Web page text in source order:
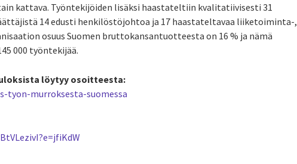
kattava. Työntekijöiden lisäksi haastateltiin kvalitatiivisesti 31
14 edusti henkilöstöjohtoa ja 17 haastateltavaa liiketoiminta-,
osuus Suomen bruttokansantuotteesta on 16 % ja nämä
000 työntekijää.
löytyy osoitteesta:
murroksesta-suomessa